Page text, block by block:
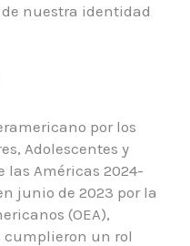
nuestra identidad
por los
Adolescentes y
las Américas 2024-
junio de 2023 por la
(OEA),
un rol